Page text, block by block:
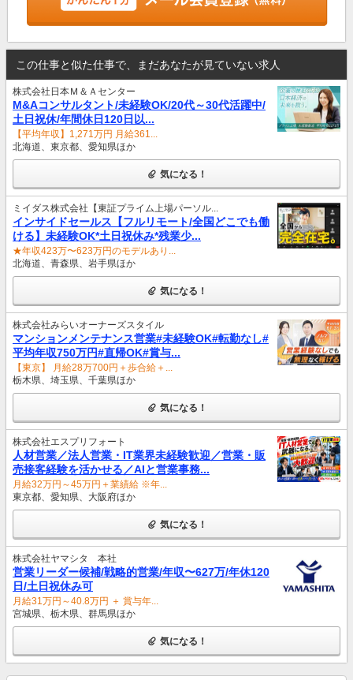
この仕事と似た仕事で、まだあなたが見ていない求人
株式会社日本Ｍ＆Ａセンター
M&Aコンサルタント/未経験OK/20代～30代活躍中/
土日祝休/年間休日120日以...
【平均年収】1,271万円 月給361...
北海道、東京都、愛知県ほか
気になる！
ミイダス株式会社【東証プライム上場パーソル...
インサイドセールス【フルリモート/全国どこでも働
ける】未経験OK*土日祝休み*残業少...
★年収423万〜623万円のモデルあり...
北海道、青森県、岩手県ほか
気になる！
株式会社みらいオーナーズスタイル
マンションメンテナンス営業#未経験OK#転勤なし#
平均年収750万円#直帰OK#賞与...
【東京】 月給28万700円＋歩合給＋...
栃木県、埼玉県、千葉県ほか
気になる！
株式会社エスプリフォート
人材営業／法人営業・IT業界未経験歓迎／営業・販
売接客経験を活かせる／AIと営業事務...
月給32万円～45万円＋業績給 ※年...
東京都、愛知県、大阪府ほか
気になる！
株式会社ヤマシタ 本社
営業リーダー候補/戦略的営業/年収〜627万/年休120
日/土日祝休み可
月給31万円～40.8万円 ＋ 賞与年...
宮城県、栃木県、群馬県ほか
気になる！